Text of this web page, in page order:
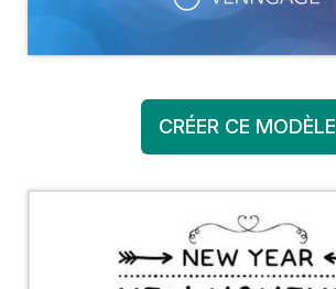
CRÉER CE MODÈLE